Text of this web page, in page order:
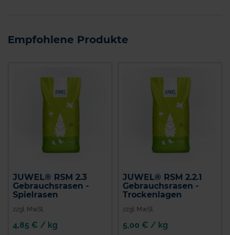
Empfohlene Produkte
JUWEL® RSM 2.3
Gebrauchsrasen -
Spielrasen
zzgl. MwSt.
4,85 € / kg
JUWEL® RSM 2.2.1
Gebrauchsrasen -
Trockenlagen
zzgl. MwSt.
5,00 € / kg